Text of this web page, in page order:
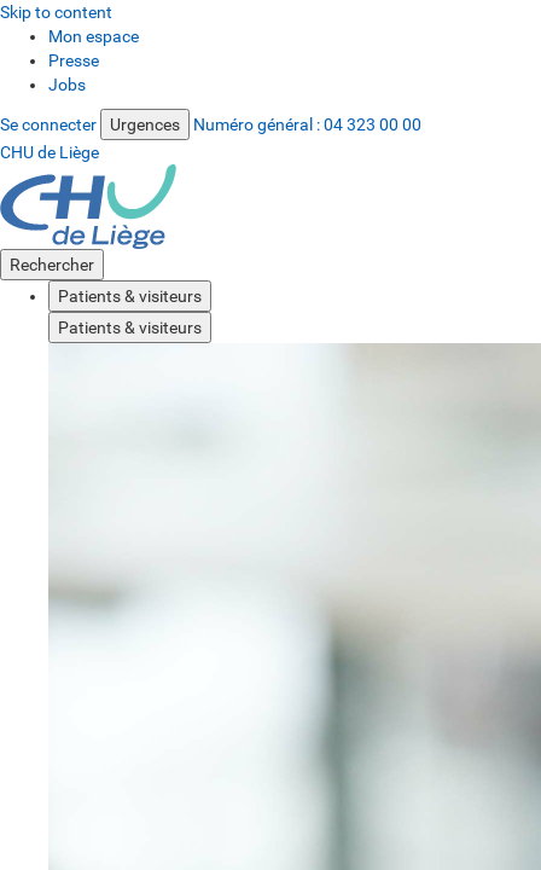
Skip to content
Mon espace
Presse
Jobs
Se connecter Urgences Numéro général :04 323 00 00
CHU de Liège
Rechercher
Patients & visiteurs
Patients & visiteurs